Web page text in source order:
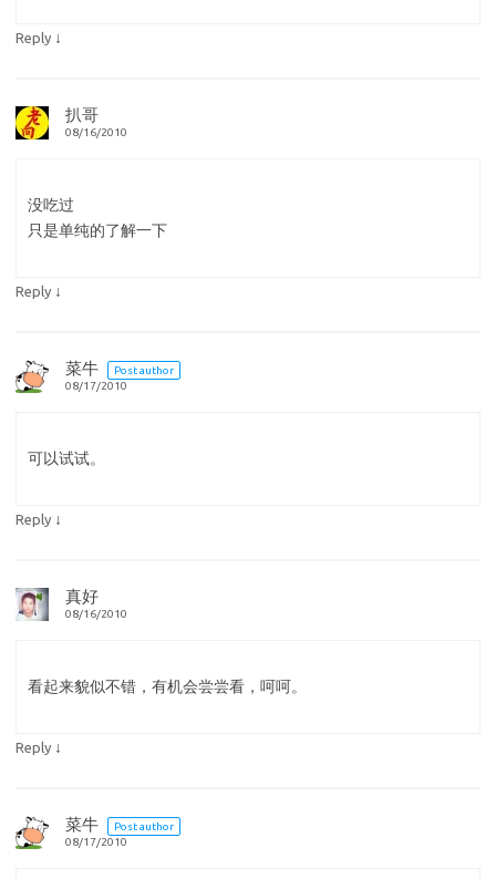
Reply ↓
扒哥
08/16/2010
没吃过
只是单纯的了解一下
Reply ↓
菜牛
Post author
08/17/2010
可以试试。
Reply ↓
真好
08/16/2010
看起来貌似不错，有机会尝尝看，呵呵。
Reply ↓
菜牛
Post author
08/17/2010